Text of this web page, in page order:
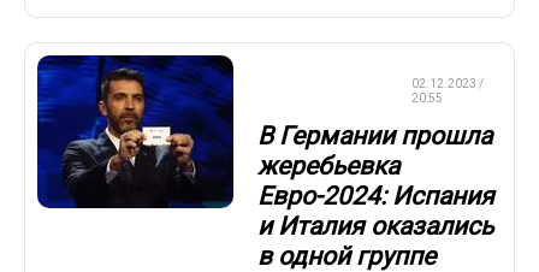
02.12.2023 /
20:55
В Германии прошла
жеребьевка
Евро-2024: Испания
и Италия оказались
в одной группе